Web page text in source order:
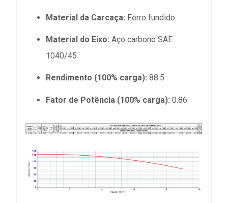
Material da Carcaça: Ferro fundido
Material do Eixo: Aço carbono SAE
1040/45
Rendimento (100% carga): 88.5
Fator de Potência (100% carga): 0.86